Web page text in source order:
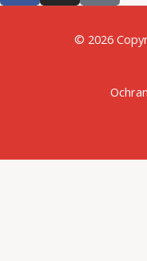
© 2026